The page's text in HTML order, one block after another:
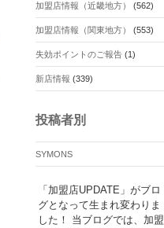
加盟店情報（近畿地方） (562)
加盟店情報（関東地方） (553)
失効ポイントのご報告(1)
新店情報 (339)
投稿者別
SYMONS
「加盟店UPDATE」がブロ
グとなって生まれ変わりま
した！ 当ブログでは、加盟